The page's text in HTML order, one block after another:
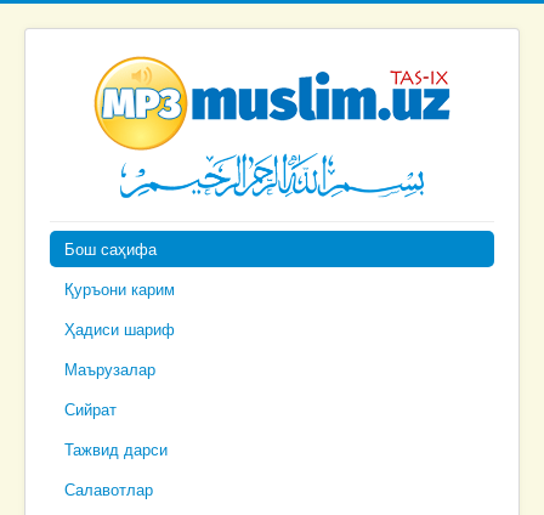
Бош саҳифа
Қуръони карим
Ҳадиси шариф
Маърузалар
Сийрат
Тажвид дарси
Салавотлар